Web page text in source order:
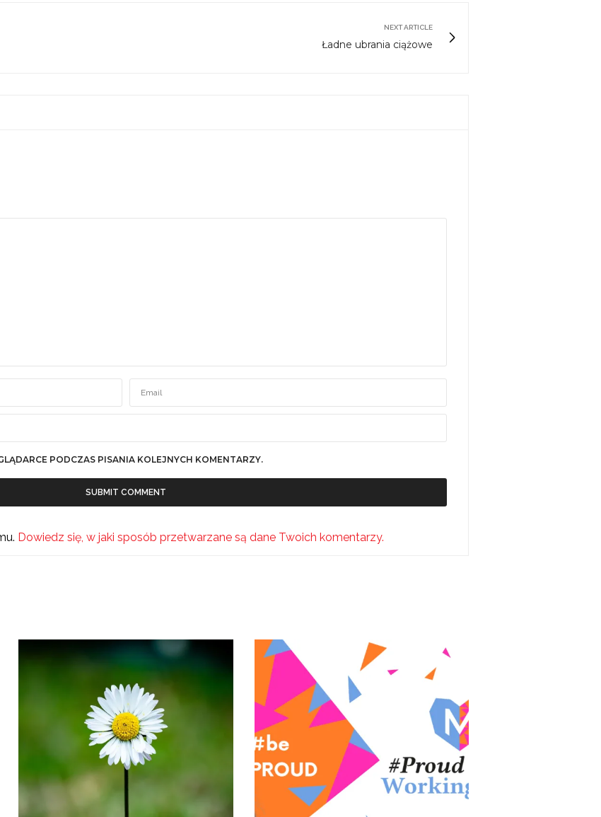
NEXT ARTICLE
Ładne ubrania ciążowe
PODCZAS PISANIA KOLEJNYCH KOMENTARZY.
Dowiedz się, w jaki sposób przetwarzane są dane Twoich komentarzy.